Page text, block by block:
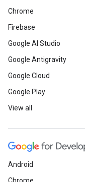
Chrome
Firebase
Google AI Studio
Google Antigravity
Google Cloud
Google Play
View all
Android